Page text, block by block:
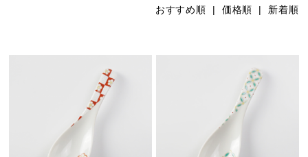
おすすめ順 | 価格順 | 新着順